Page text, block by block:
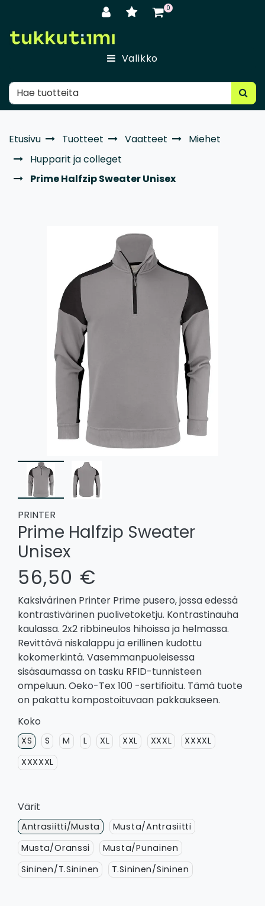
0
Valikko
Etusivu Tuotteet Vaatteet
Miehet
Hupparit ja colleget
Prime Halfzip Sweater Unisex
PRINTER
Prime Halfzip Sweater
Unisex
56,50 €
Kaksivärinen Printer Prime pusero, jossa edessä
kontrastivärinen puolivetoketju. Kontrastinauha
kaulassa. 2x2 ribbineulos hihoissa ja helmassa.
Revittävä niskalappu ja erillinen kudottu
kokomerkintä. Vasemmanpuoleisessa
sisäsaumassa on tasku RFID-tunnisteen
ompeluun. Oeko-Tex 100 -sertifioitu. Tämä tuote
on pakattu kompostoituvaan pakkaukseen.
Koko
XS S M L XL XXL XXXL
XXXXL
XXXXXL
Värit
Antrasiitti/Musta
Musta/Antrasiitti
Musta/Oranssi
Musta/Punainen
Sininen/T.Sininen
T.Sininen/Sininen